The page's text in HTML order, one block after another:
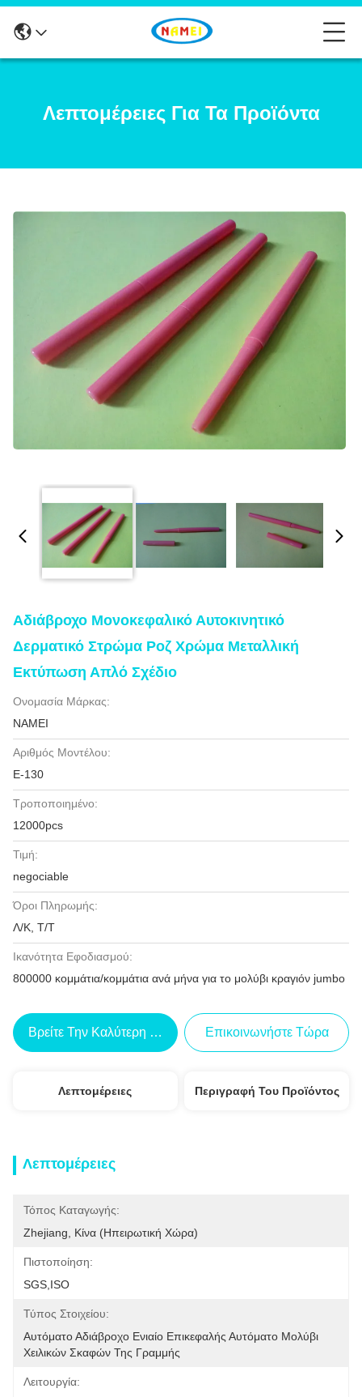
Λεπτομέρειες Για Τα Προϊόντα
Αδιάβροχο Μονοκεφαλικό Αυτοκινητικό
Δερματικό Στρώμα Ροζ Χρώμα Μεταλλική
Εκτύπωση Απλό Σχέδιο
Ονομασία Μάρκας:
NAMEI
Αριθμός Μοντέλου:
Ε-130
Τροποποιημένο:
12000pcs
Τιμή:
negociable
Όροι Πληρωμής:
Λ/Κ, Τ/Τ
Ικανότητα Εφοδιασμού:
800000 κομμάτια/κομμάτια ανά μήνα για το μολύβι κραγιόν jumbo
Βρείτε Την Καλύτερη Τιμή Επικοινωνήστε Τώρα
Λεπτομέρειες Περιγραφή Του Προϊόντος
Λεπτομέρειες
Τόπος Καταγωγής:
Zhejiang, Κίνα (ηπειρωτική Χώρα)
Πιστοποίηση:
SGS,ISO
Τύπος Στοιχείου:
Αυτόματο Αδιάβροχο Ενιαίο Επικεφαλής Αυτόματο Μολύβι
Χειλικών Σκαφών Της Γραμμής
Λειτουργία: